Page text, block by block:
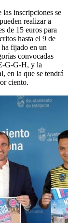
inscripciones se
realizar a
de 15 euros para
hasta el 9 de
fijado en un
convocadas
G-G-H, y la
en la que se tendrá
ciento.